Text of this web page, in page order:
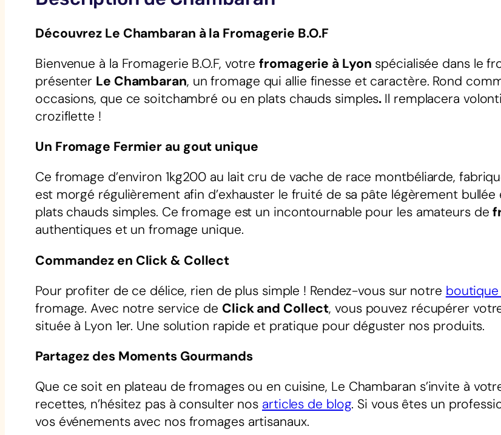
Découvrez Le Chambaran à la Fromagerie B.O.F
Bienvenue à la Fromagerie B.O.F, votrefromagerie à Lyon spécialisée dans le
présenter Le Chambaran, un fromage qui allie finesse et caractère. Rond
occasions, que ce soitchambré ou en plats chauds simples. Il remplacera
croziflette !
Un Fromage Fermier au gout unique
Ce fromage d’environ 1kg200 au lait cru de vache de race montbéliarde,
est morgé régulièrement afin d’exhauster le fruité de sa pâte légèrement bullée
plats chauds simples. Ce fromage est un incontournable pour les amateurs de
authentiques et un fromage unique.
Commandez en Click & Collect
Pour profiter de ce délice, rien de plus simple ! Rendez-vous sur notre boutique
fromage. Avec notre service de Click and Collect, vous pouvez récupérer
située à Lyon 1er. Une solution rapide et pratique pour déguster nos produits.
Partagez des Moments Gourmands
Que ce soit en plateau de fromages ou en cuisine, Le Chambaran s’invite à
recettes, n’hésitez pas à consulter nos articles de blog. Si vous êtes un
vos événements avec nos fromages artisanaux.